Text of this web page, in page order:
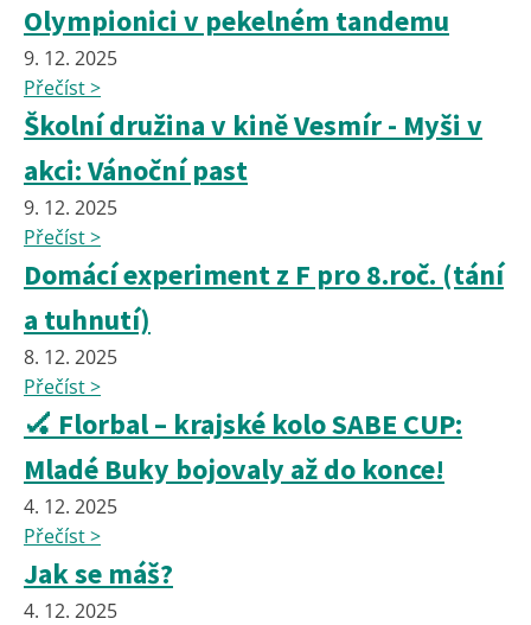
Olympionici v pekelném tandemu
9. 12. 2025
Přečíst >
Školní družina v kině Vesmír - Myši v
akci: Vánoční past
9. 12. 2025
Přečíst >
Domácí experiment z F pro 8.roč. (tání
a tuhnutí)
8. 12. 2025
Přečíst >
🏑 Florbal – krajské kolo SABE CUP:
Mladé Buky bojovaly až do konce!
4. 12. 2025
Přečíst >
Jak se máš?
4. 12. 2025